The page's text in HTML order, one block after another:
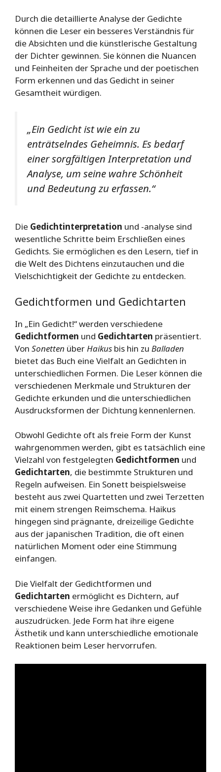
Durch die detaillierte Analyse der Gedichte
können die Leser ein besseres Verständnis für
die Absichten und die künstlerische Gestaltung
der Dichter gewinnen. Sie können die Nuancen
und Feinheiten der Sprache und der poetischen
Form erkennen und das Gedicht in seiner
Gesamtheit würdigen.
„Ein Gedicht ist wie ein zu
enträtselndes Geheimnis. Es bedarf
einer sorgfältigen Interpretation und
Analyse, um seine wahre Schönheit
und Bedeutung zu erfassen.“
Die Gedichtinterpretation und -analyse sind
wesentliche Schritte beim Erschließen eines
Gedichts. Sie ermöglichen es den Lesern, tief in
die Welt des Dichtens einzutauchen und die
Vielschichtigkeit der Gedichte zu entdecken.
Gedichtformen und Gedichtarten
In „Ein Gedicht!“ werden verschiedene
Gedichtformen und Gedichtarten präsentiert.
Von Sonetten überHaikus bis hin zu Balladen
bietet das Buch eine Vielfalt an Gedichten in
unterschiedlichen Formen. Die Leser können die
verschiedenen Merkmale und Strukturen der
Gedichte erkunden und die unterschiedlichen
Ausdrucksformen der Dichtung kennenlernen.
Obwohl Gedichte oft als freie Form der Kunst
wahrgenommen werden, gibt es tatsächlich eine
Vielzahl von festgelegten Gedichtformen und
Gedichtarten, die bestimmte Strukturen und
Regeln aufweisen. Ein Sonett beispielsweise
besteht aus zwei Quartetten und zwei Terzetten
mit einem strengen Reimschema. Haikus
hingegen sind prägnante, dreizeilige Gedichte
aus der japanischen Tradition, die oft einen
natürlichen Moment oder eine Stimmung
einfangen.
Die Vielfalt der Gedichtformen und
Gedichtarten ermöglicht es Dichtern, auf
verschiedene Weise ihre Gedanken und Gefühle
auszudrücken. Jede Form hat ihre eigene
Ästhetik und kann unterschiedliche emotionale
Reaktionen beim Leser hervorrufen.